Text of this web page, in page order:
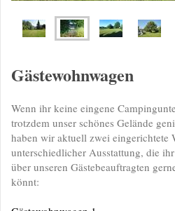
Gästewohnwagen
Wenn ihr keine eingene
trotzdem unser schönes Gelände
haben wir aktuell zwei eingerichtete
unterschiedlicher Ausstattung, die
über unseren Gästebeauftragten
könnt: